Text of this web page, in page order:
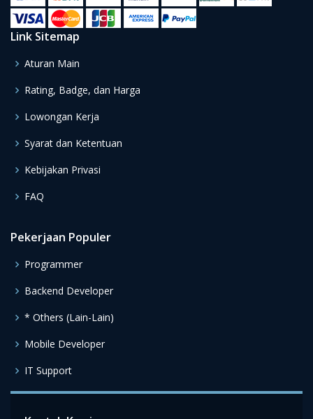
Link Sitemap
Aturan Main
Rating, Badge, dan Harga
Lowongan Kerja
Syarat dan Ketentuan
Kebijakan Privasi
FAQ
Pekerjaan Populer
Programmer
Backend Developer
* Others (Lain-Lain)
Mobile Developer
IT Support